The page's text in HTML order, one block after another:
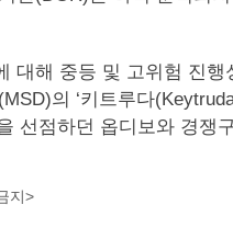
대해 중등 및 고위험 진
의 ‘키트루다
선점하던 옵디보와 경쟁
지>